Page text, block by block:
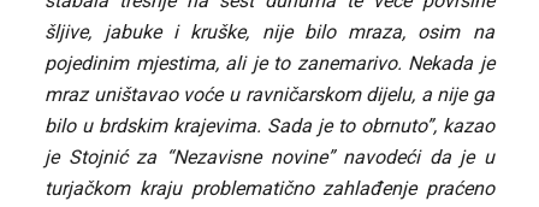
šljive, jabuke i kruške, nije bilo mraza, osim na
pojedinim mjestima, ali je to zanemarivo. Nekada je
mraz uništavao voće u ravničarskom dijelu, a nije ga
bilo u brdskim krajevima. Sada je to obrnuto”, kazao
je Stojnić za “Nezavisne novine” navodeći da je u
turjačkom kraju problematično zahlađenje praćeno